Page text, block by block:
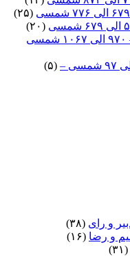
(۲۵)
(۲۰)
(۵)
و رای (۳۸)
و رضا (۱۶)
(۳۱)